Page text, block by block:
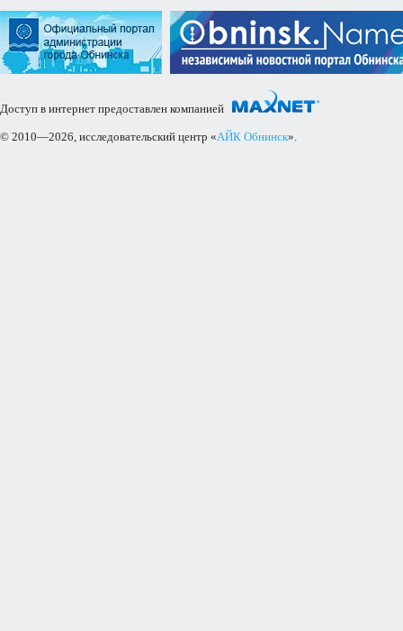
Доступ в интернет предоставлен компанией
© 2010—2026, исследовательский центр «АЙК Обнинск».